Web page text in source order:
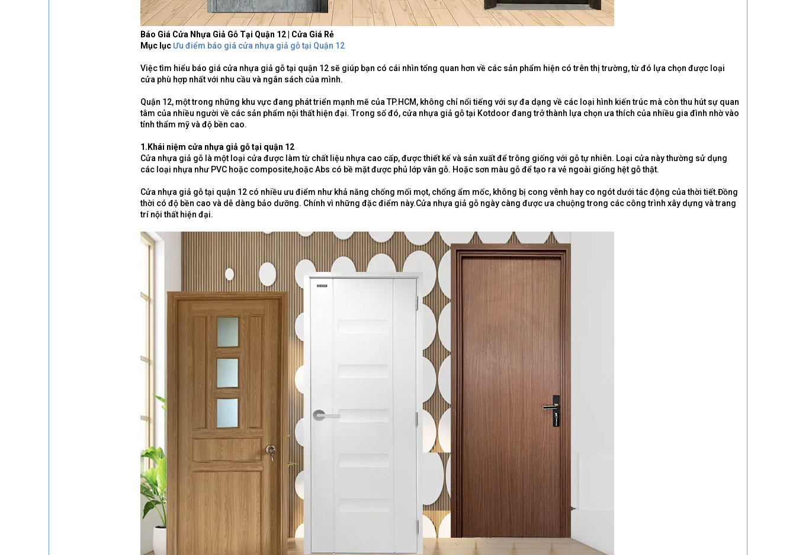
Báo Giá Cửa Nhựa Giả Gỗ Tại Quận 12 | Cửa Giá Rẻ
Mục lục Ưu điểm báo giá cửa nhựa giả gỗ tại Quận 12
Việc tìm hiểu báo giá cửa nhựa giả gỗ tại quận 12 sẽ giúp bạn có cái nhìn tổng quan hơn về các sản phẩm hiện có trên thị trường, từ đó lựa chọn được loại
cửa phù hợp nhất với nhu cầu và ngân sách của mình.
Quận 12, một trong những khu vực đang phát triển mạnh mẽ của TP.HCM, không chỉ nổi tiếng với sự đa dạng về các loại hình kiến trúc mà còn thu hút sự quan
tâm của nhiều người về các sản phẩm nội thất hiện đại. Trong số đó, cửa nhựa giả gỗ tại Kotdoor đang trở thành lựa chọn ưa thích của nhiều gia đình nhờ vào
tính thẩm mỹ và độ bền cao.
1.Khái niệm cửa nhựa giả gỗ tại quận 12
Cửa nhựa giả gỗ là một loại cửa được làm từ chất liệu nhựa cao cấp, được thiết kế và sản xuất để trông giống với gỗ tự nhiên. Loại cửa này thường sử dụng
các loại nhựa như PVC hoặc composite,hoặc Abs có bề mặt được phủ lớp vân gỗ. Hoặc sơn màu gỗ để tạo ra vẻ ngoài giống hệt gỗ thật.
Cửa nhựa giả gỗ tại quận 12 có nhiều ưu điểm như khả năng chống mối mọt, chống ẩm mốc, không bị cong vênh hay co ngót dưới tác động của thời tiết.Đồng
thời có độ bền cao và dễ dàng bảo dưỡng. Chính vì những đặc điểm này.Cửa nhựa giả gỗ ngày càng được ưa chuộng trong các công trình xây dựng và trang
trí nội thất hiện đại.